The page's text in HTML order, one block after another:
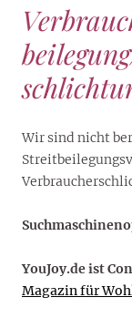
Wir sind nicht
YouJoy.de ist
Magazin für